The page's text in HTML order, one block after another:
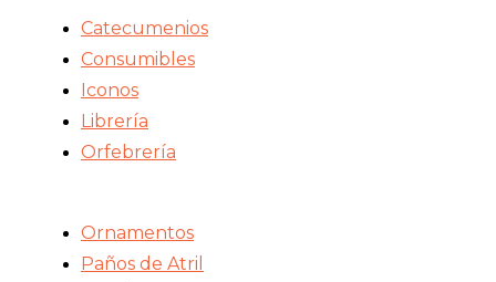
Catecumenios
Consumibles
Iconos
Librería
Orfebrería
Ornamentos
Paños de Atril